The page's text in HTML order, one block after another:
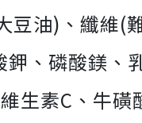
油)、纖維(
、磷酸鎂、
生素C、牛磺